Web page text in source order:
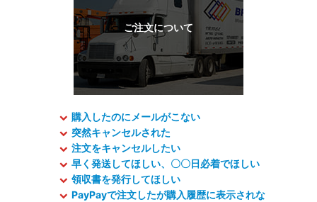
購入したのにメールがこない
突然キャンセルされた
注文をキャンセルしたい
早く発送してほしい、〇〇日必着でほしい
領収書を発行してほしい
PayPayで注文したが購入履歴に表示されな